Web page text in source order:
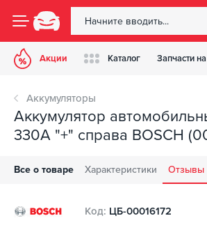
Акции Каталог Запчасти
Аккумуляторы
Аккумулятор
330А "+" справа BOSCH
Все о товаре Характеристики Отзывы
Код: ЦБ-00016172